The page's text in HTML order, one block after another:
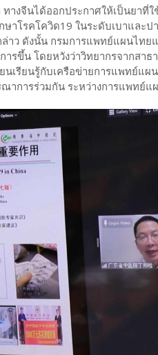
างจีนได้ออกประกาศให้เป็นยาที่ใ
าโรคโควิด19 ในระดับเบาและป
าว ดังนั้น กรมการแพทย์แผนไทย
รขึ้น โดยหวังว่าวิทยากรจากสาธ
เรียนรู้กับเครือข่ายการแพทย์แผ
าการร่วมกัน ระหว่างการแพทย์แ